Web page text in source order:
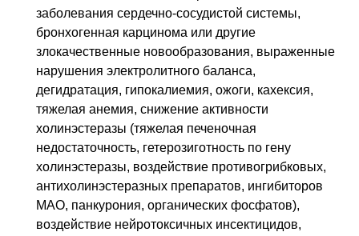
заболевания сердечно-сосудистой системы,
бронхогенная карцинома или другие
злокачественные новообразования, выраженные
нарушения электролитного баланса,
дегидратация, гипокалиемия, ожоги, кахексия,
тяжелая анемия, снижение активности
холинэстеразы (тяжелая печеночная
недостаточность, гетерозиготность по гену
холинэстеразы, воздействие противогрибковых,
антихолинэстеразных препаратов, ингибиторов
МАО, панкурония, органических фосфатов),
воздействие нейротоксичных инсектицидов,